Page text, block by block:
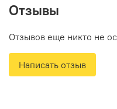
Информация об
Единица товара: Штука
Вес, кг: 0.191
Отзывы
Отзывов еще никто не
Написать отзыв